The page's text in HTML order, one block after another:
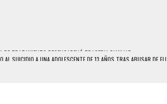
SUICIDIO A UNA ADOLESCENTE DE 13 AÑOS TRAS ABUSAR DE ELLA